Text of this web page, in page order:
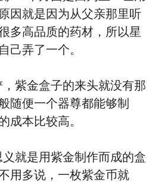
因就是因为从父亲那里听
多高品质的药材，所以星
己弄了一个。
金盒子的来头就没有那
随便一个器尊都能够制
成本比较高。
是用紫金制作而成的盒
用多说，一枚紫金币就